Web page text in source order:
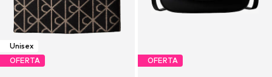
Unisex
OFERTA
OFERTA